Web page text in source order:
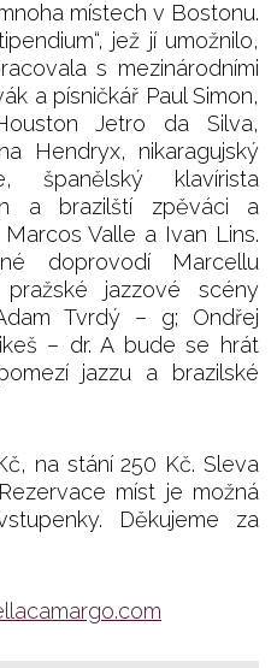
místech v Bostonu.
jež jí umožnilo,
s mezinárodními
a písničkář Paul Simon,
Jetro da Silva,
Hendryx, nikaragujský
španělský klavírista
a brazilští zpěváci a
Valle a Ivan Lins.
doprovodí Marcellu
jazzové scény
Tvrdý – g; Ondřej
– dr. A bude se hrát
jazzu a brazilské
na stání 250 Kč. Sleva
míst je možná
Děkujeme za